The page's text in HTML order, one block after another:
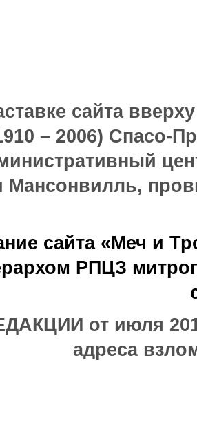
сайта
– 2006) Спасо-
Мансонвилль,
сайта «Меч и
РПЦЗ
от июля
адреса